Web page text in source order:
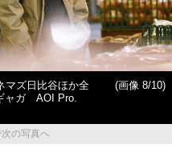
ズ日比谷ほか全
ャガ AOI Pro.
(画像 8/10)
の写真へ